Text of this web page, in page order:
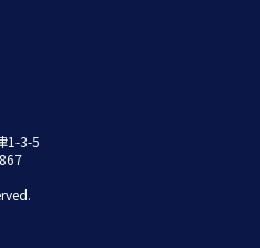
1-3-5